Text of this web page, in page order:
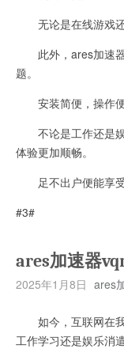
无论是在线游戏还
此外，ares加速器
题。
安装简便，操作便
不论是工作还是娱
体验更加顺畅。
足不出户便能享受
#3#
ares加速器
2025年1月8日 ares
如今，互联网在我
工作学习还是娱乐消